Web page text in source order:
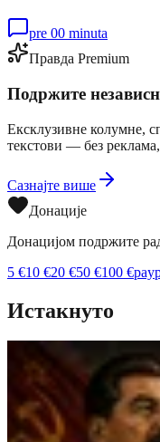
pre 00 minuta
Правда Premium
Подржите
Ексклузивне колумне,
текстови — без
Сазнајте више
Донације
Донацијом подржите
5 €10 €20 €50 €100 €
Истакнуто